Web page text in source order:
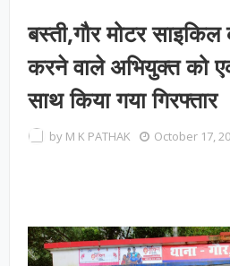
बस्ती,गौर मोटर साइकिल
करने वाले अभियुक्त को
साथ किया गया गिरफ्तार
by M K PATHAK October 17,